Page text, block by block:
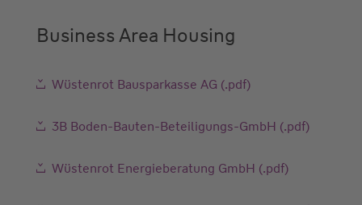
Business Area Housing
Wüstenrot Bausparkasse AG (.pdf)
3B Boden-Bauten-Beteiligungs-GmbH (.pdf)
Wüstenrot Energieberatung GmbH (.pdf)